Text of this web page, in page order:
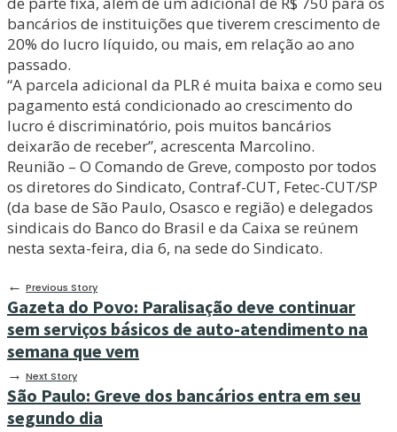
bancários de instituições que tiverem crescimento de
20% do lucro líquido, ou mais, em relação ao ano
passado.
“A parcela adicional da PLR é muita baixa e como seu
pagamento está condicionado ao crescimento do
lucro é discriminatório, pois muitos bancários
deixarão de receber”, acrescenta Marcolino.
Reunião – O Comando de Greve, composto por todos
os diretores do Sindicato, Contraf-CUT, Fetec-CUT/SP
(da base de São Paulo, Osasco e região) e delegados
sindicais do Banco do Brasil e da Caixa se reúnem
nesta sexta-feira, dia 6, na sede do Sindicato.
← Previous Story
Gazeta do Povo: Paralisação deve continuar
sem serviços básicos de auto-atendimento na
semana que vem
→ Next Story
São Paulo: Greve dos bancários entra em seu
segundo dia